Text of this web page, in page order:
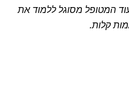
המטופל מסוגל ללמוד את
קלות.